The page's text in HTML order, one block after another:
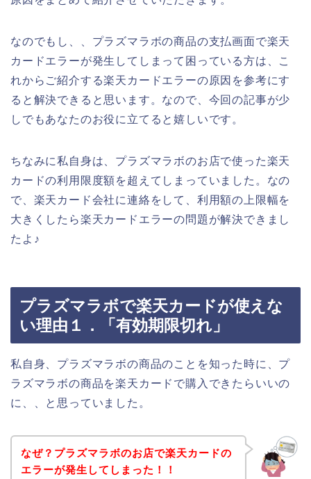
なのでもし、、プラズマラボの商品の支払画面で楽天
カードエラーが発生してしまって困っている方は、こ
れからご紹介する楽天カードエラーの原因を参考にす
ると解決できると思います。なので、今回の記事が少
しでもあなたのお役に立てると嬉しいです。
ちなみに私自身は、プラズマラボのお店で使った楽天
カードの利用限度額を超えてしまっていました。なの
で、楽天カード会社に連絡をして、利用額の上限幅を
大きくしたら楽天カードエラーの問題が解決できまし
たよ♪
プラズマラボで楽天カードが使えな
い理由１．「有効期限切れ」
私自身、プラズマラボの商品のことを知った時に、プ
ラズマラボの商品を楽天カードで購入できたらいいの
に、、と思っていました。
なぜ？プラズマラボのお店で楽天カードの
エラーが発生してしまった！！